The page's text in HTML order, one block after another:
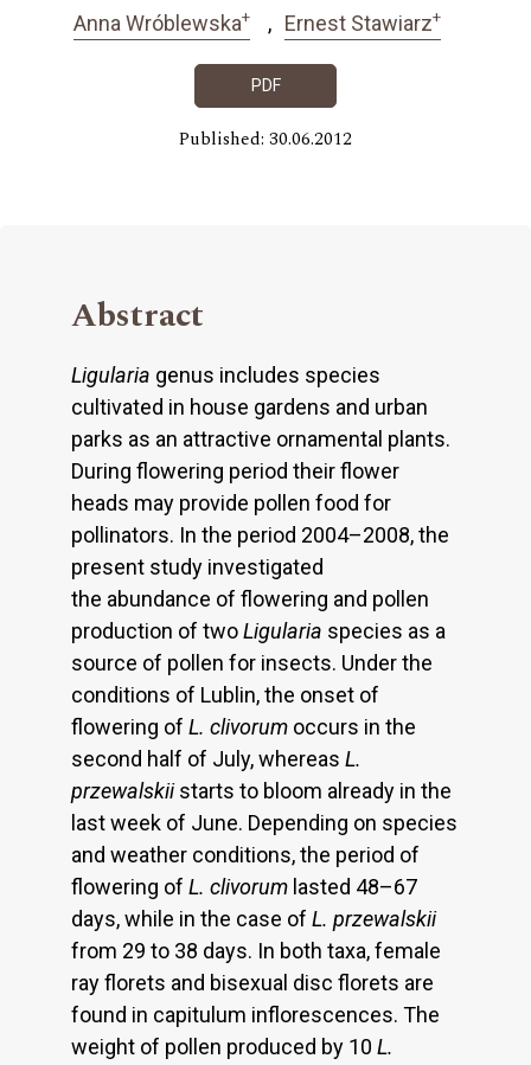
Anna Wróblewska+ Ernest Stawiarz+
PDF
Published: 30.06.2012
Abstract
Ligularia genus includes species
cultivated in house gardens and urban
parks as an attractive ornamental plants.
During flowering period their flower
heads may provide pollen food for
pollinators. In the period 2004–2008, the
present study investigated
the abundance of flowering and pollen
production of twoLigularia species as a
source of pollen for insects. Under the
conditions of Lublin, the onset of
flowering of L. clivorum occurs in the
second half of July, whereas L.
przewalskiistarts to bloom already in the
last week of June. Depending on species
and weather conditions, the period of
flowering of L. clivorum lasted 48–67
days, while in the case of L. przewalskii
from 29 to 38 days. In both taxa, female
ray florets and bisexual disc florets are
found in capitulum inflorescences. The
weight of pollen produced by 10 L.